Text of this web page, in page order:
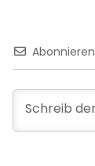
Abonnieren